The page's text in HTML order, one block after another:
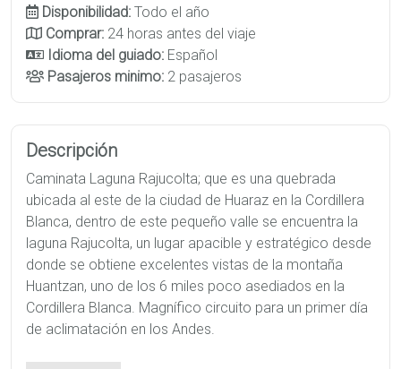
Disponibilidad: Todo el año
Comprar: 24 horas antes del viaje
Idioma del guiado: Español
Pasajeros minimo: 2 pasajeros
Descripción
Caminata Laguna Rajucolta; que es una quebrada
ubicada al este de la ciudad de Huaraz en la Cordillera
Blanca, dentro de este pequeño valle se encuentra la
laguna Rajucolta, un lugar apacible y estratégico desde
donde se obtiene excelentes vistas de la montaña
Huantzan, uno de los 6 miles poco asediados en la
Cordillera Blanca. Magnífico circuito para un primer día
de aclimatación en los Andes.